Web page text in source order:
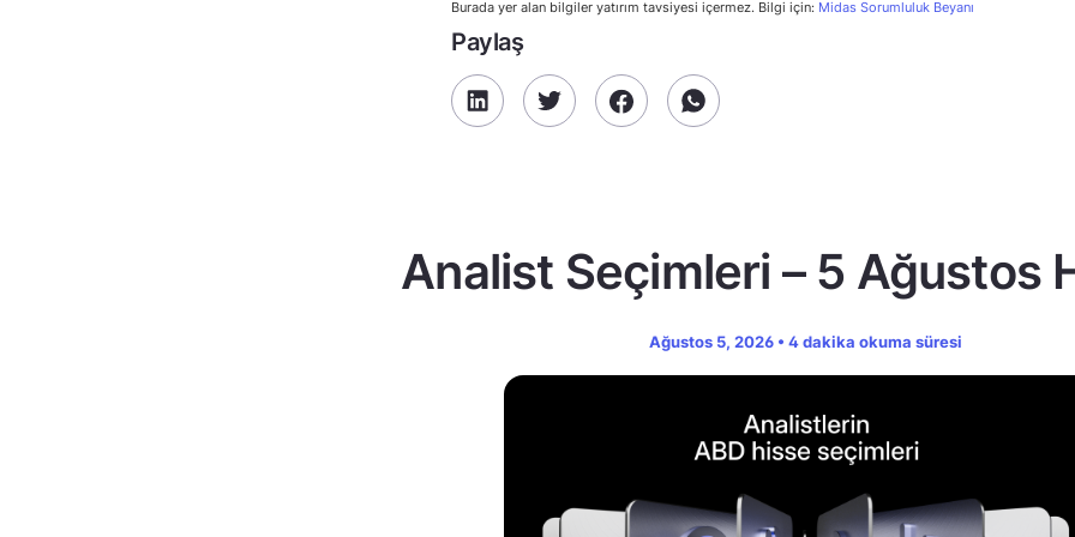
Burada yer alan bilgiler yatırım tavsiyesi içermez. Bilgi için: Midas Sorumluluk Beyanı
Paylaş
Analist Seçimleri – 5 Ağustos
Ağustos 5, 2026 • 4 dakika okuma süresi